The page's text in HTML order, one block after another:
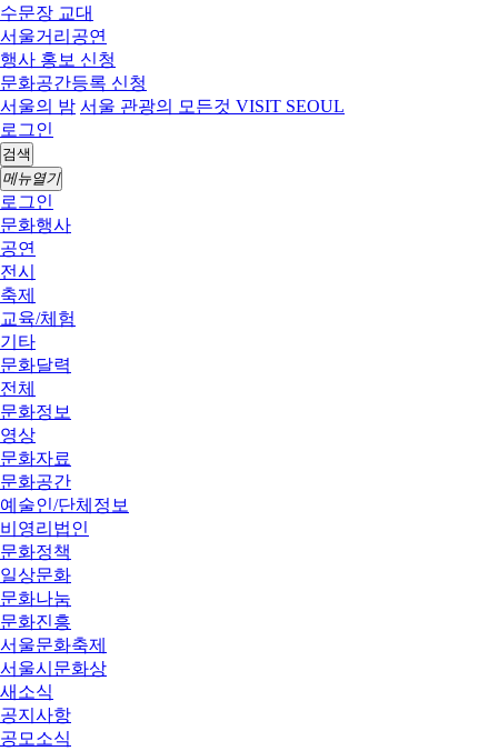
수문장 교대
서울거리공연
행사 홍보 신청
문화공간등록 신청
서울의 밤 서울 관광의 모든것 VISIT SEOUL
로그인
검색
메뉴열기
로그인
문화행사
공연
전시
축제
교육/체험
기타
문화달력
전체
문화정보
영상
문화자료
문화공간
예술인/단체정보
비영리법인
문화정책
일상문화
문화나눔
문화진흥
서울문화축제
서울시문화상
새소식
공지사항
공모소식